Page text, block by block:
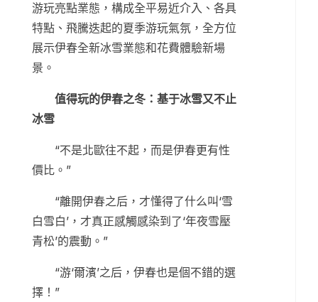
游玩亮點業態，構成全平易近介入、各具
特點、飛騰迭起的夏季游玩氣氛，全方位
展示伊春全新冰雪業態和花費體驗新場
景。
值得玩的伊春之冬：基于冰雪又不止
冰雪
“不是北歐往不起，而是伊春更有性
價比。”
“離開伊春之后，才懂得了什么叫‘雪
白雪白’，才真正感觸感染到了‘年夜雪壓
青松’的震動。”
“游‘爾濱’之后，伊春也是個不錯的選
擇！”